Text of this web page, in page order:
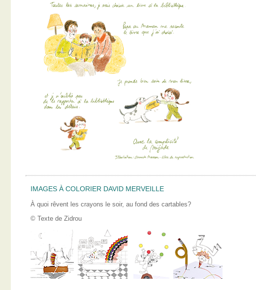
IMAGES À COLORIER DAVID MERVEILLE
À quoi rêvent les crayons le soir, au fond des cartables?
© Texte de Zidrou